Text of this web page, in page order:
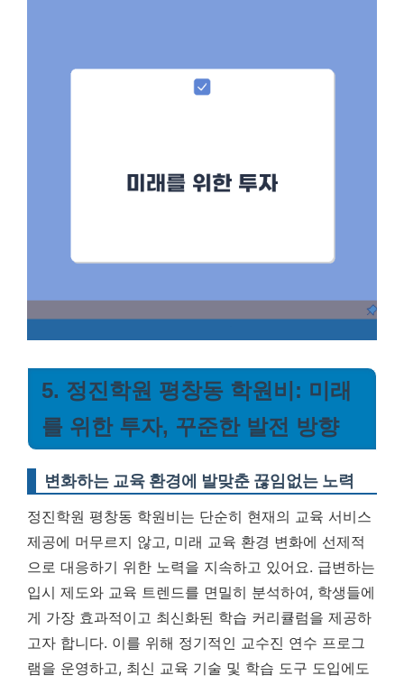
5. 정진학원 평창동 학원비: 미래
를 위한 투자, 꾸준한 발전 방향
변화하는 교육 환경에 발맞춘 끊임없는 노력
정진학원 평창동 학원비는 단순히 현재의 교육 서비스
제공에 머무르지 않고, 미래 교육 환경 변화에 선제적
으로 대응하기 위한 노력을 지속하고 있어요. 급변하는
입시 제도와 교육 트렌드를 면밀히 분석하여, 학생들에
게 가장 효과적이고 최신화된 학습 커리큘럼을 제공하
고자 합니다. 이를 위해 정기적인 교수진 연수 프로그
램을 운영하고, 최신 교육 기술 및 학습 도구 도입에도